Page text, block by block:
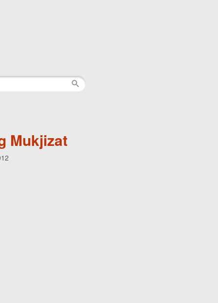
Mukjizat